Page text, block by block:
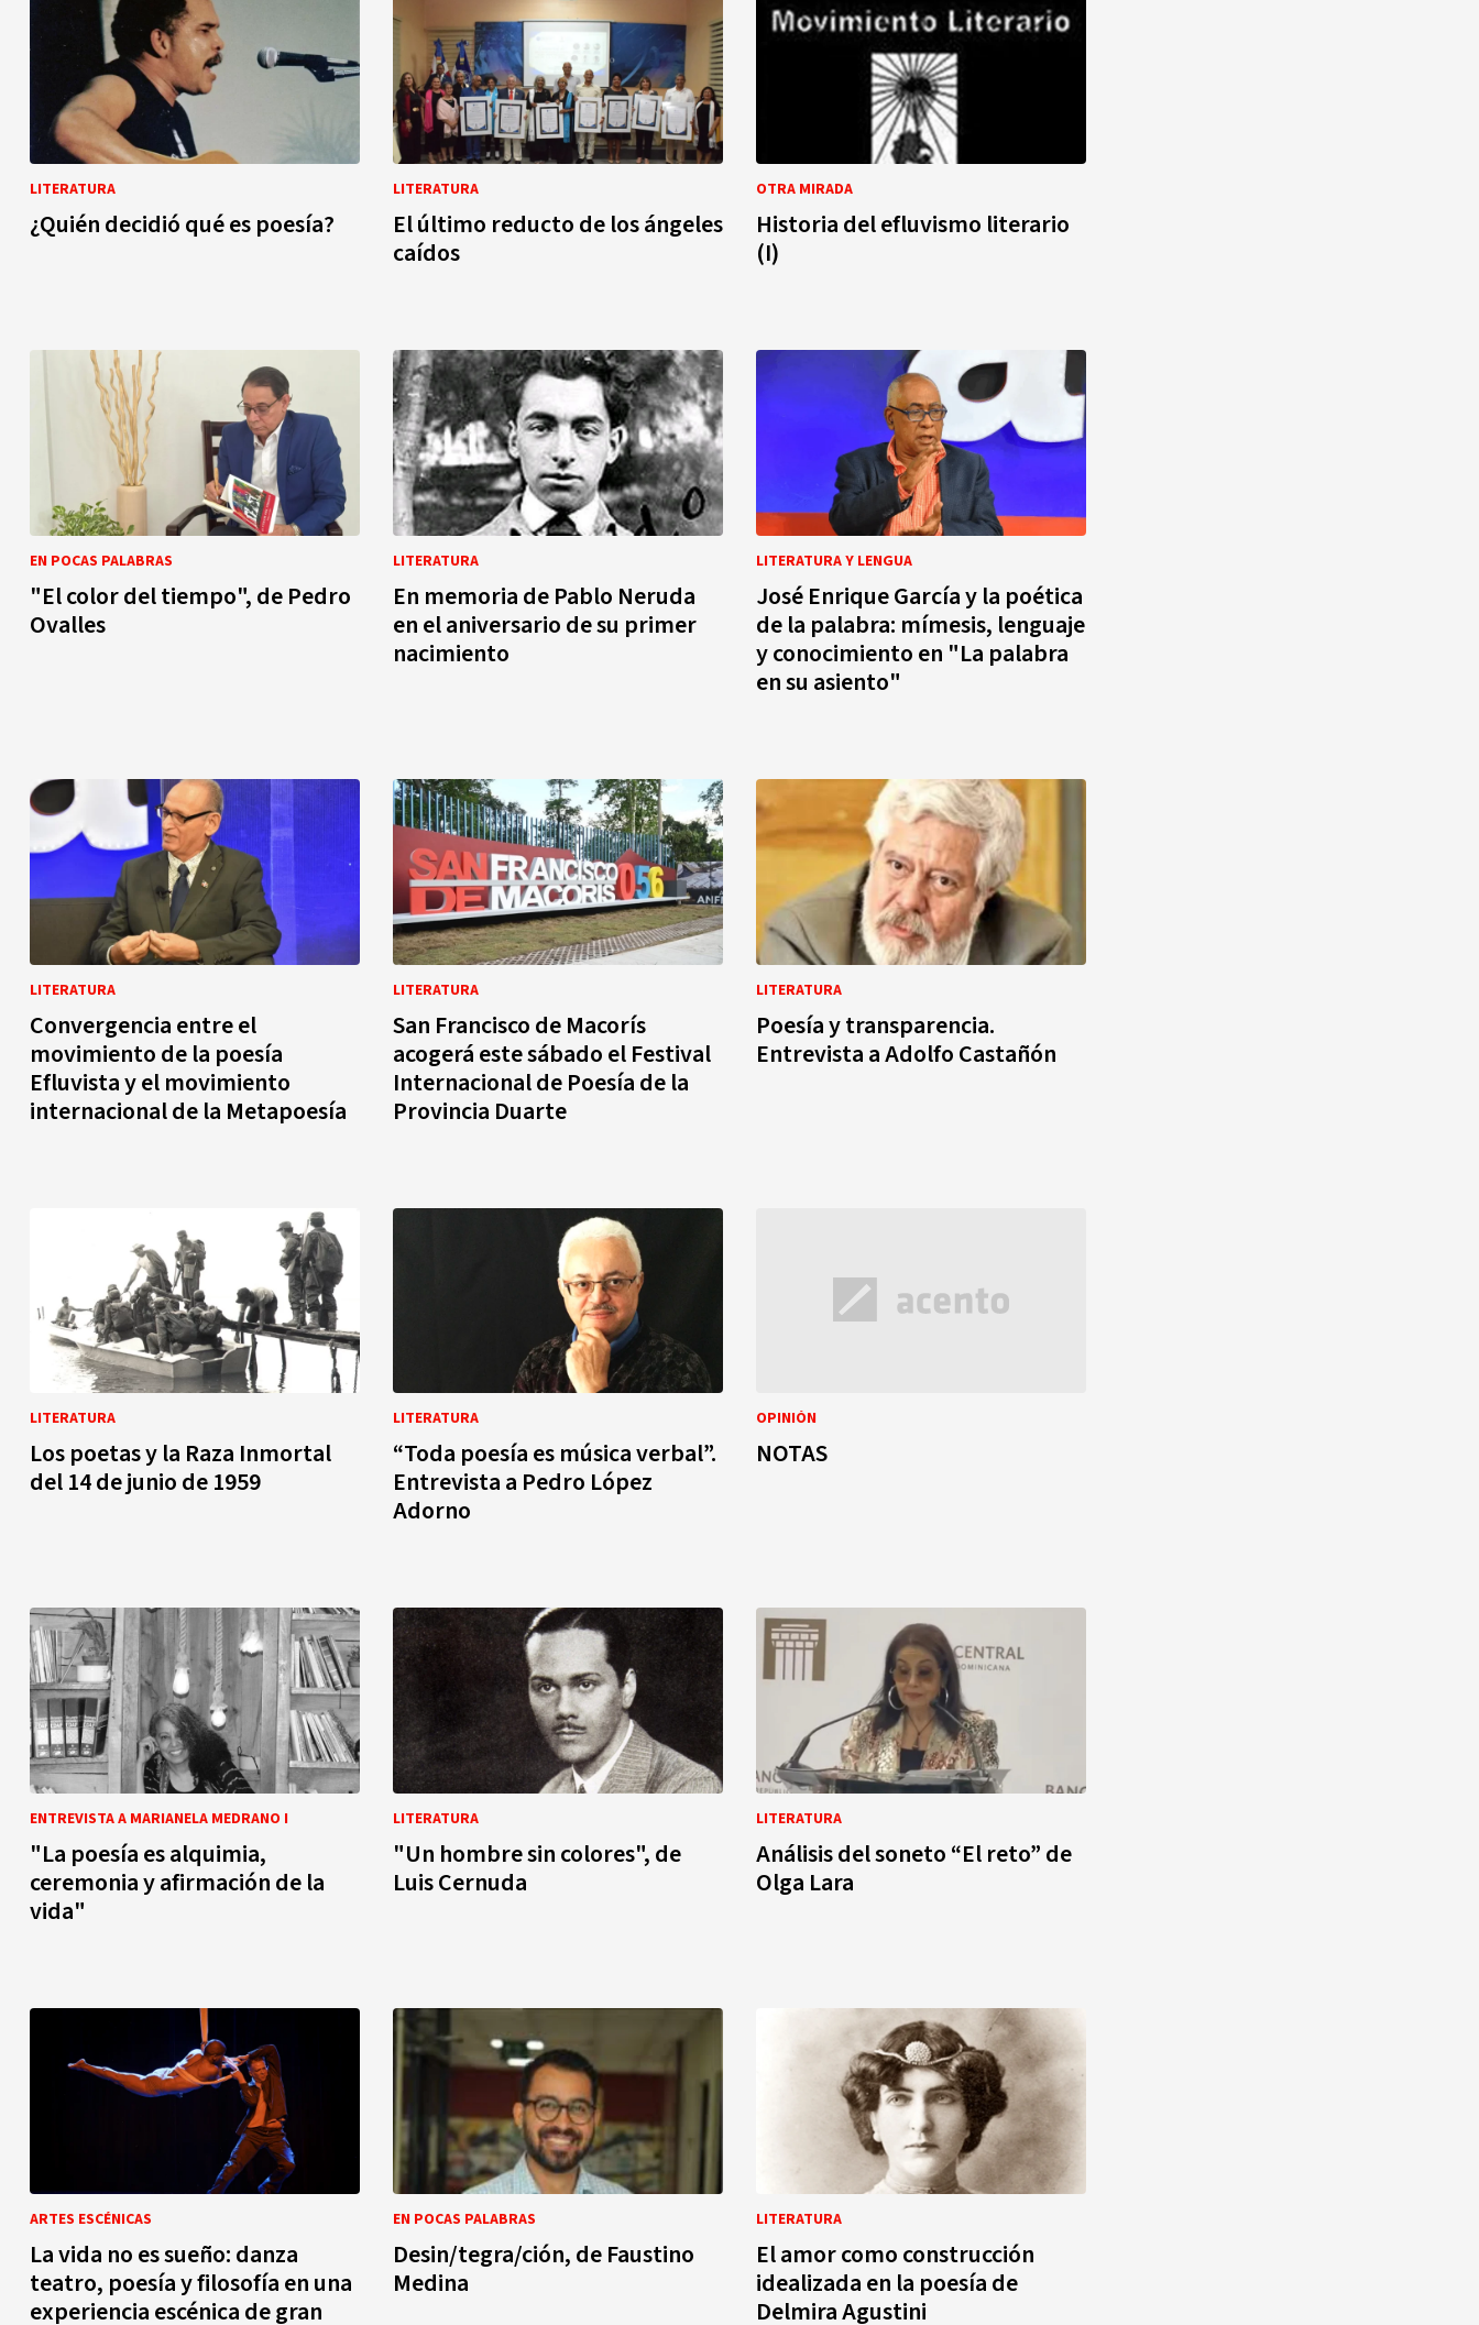
LITERATURA
¿Quién decidió qué es poesía?
LITERATURA
El último reducto de los ángeles
caídos
OTRA MIRADA
Historia del efluvismo literario
(I)
EN POCAS PALABRAS
"El color del tiempo", de Pedro
Ovalles
LITERATURA
En memoria de Pablo Neruda
en el aniversario de su primer
nacimiento
LITERATURA Y LENGUA
José Enrique García y la poética
de la palabra: mímesis, lenguaje
y conocimiento en "La palabra
en su asiento"
LITERATURA
Convergencia entre el
movimiento de la poesía
Efluvista y el movimiento
internacional de la Metapoesía
LITERATURA
San Francisco de Macorís
acogerá este sábado el Festival
Internacional de Poesía de la
Provincia Duarte
LITERATURA
Poesía y transparencia.
Entrevista a Adolfo Castañón
LITERATURA
Los poetas y la Raza Inmortal
del 14 de junio de 1959
LITERATURA
“Toda poesía es música verbal”.
Entrevista a Pedro López
Adorno
OPINIÓN
NOTAS
ENTREVISTA A MARIANELA MEDRANO I
"La poesía es alquimia,
ceremonia y afirmación de la
vida"
LITERATURA
"Un hombre sin colores", de
Luis Cernuda
LITERATURA
Análisis del soneto “El reto” de
Olga Lara
ARTES ESCÉNICAS
La vida no es sueño: danza
teatro, poesía y filosofía en una
experiencia escénica de gran
EN POCAS PALABRAS
Desin/tegra/ción, de Faustino
Medina
LITERATURA
El amor como construcción
idealizada en la poesía de
Delmira Agustini